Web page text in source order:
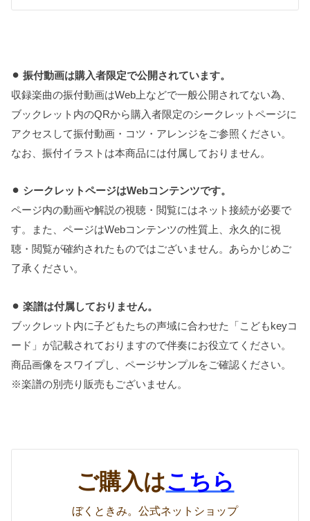
⚫︎ 振付動画は購入者限定で公開されています。
収録楽曲の振付動画はWeb上などで一般公開されてない為、
ブックレット内のQRから購入者限定のシークレットページに
アクセスして振付動画・コツ・アレンジをご参照ください。
なお、振付イラストは本商品には付属しておりません。
⚫︎ シークレットページはWebコンテンツです。
ページ内の動画や解説の視聴・閲覧にはネット接続が必要で
す。また、ページはWebコンテンツの性質上、永久的に視
聴・閲覧が確約されたものではございません。あらかじめご
了承ください。
⚫︎ 楽譜は付属しておりません。
ブックレット内に子どもたちの声域に合わせた「こどもkeyコ
ード」が記載されておりますので伴奏にお役立てください。
商品画像をスワイプし、ページサンプルをご確認ください。
※楽譜の別売り販売もございません。
ご購入はこちら
ぼくときみ。公式ネットショップ